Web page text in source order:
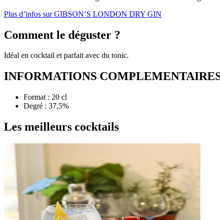
Plus d’infos sur GIBSON’S LONDON DRY GIN
Comment le déguster ?
Idéal en cocktail et parfait avec du tonic.
INFORMATIONS
Format : 20 cl
Degré : 37,5%
Les meilleurs cocktails